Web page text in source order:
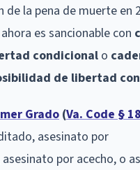
de la pena de muerte en
es sancionable con
condicional o
de libertad
Grado (Va. Code §
asesinato por
por acecho, o